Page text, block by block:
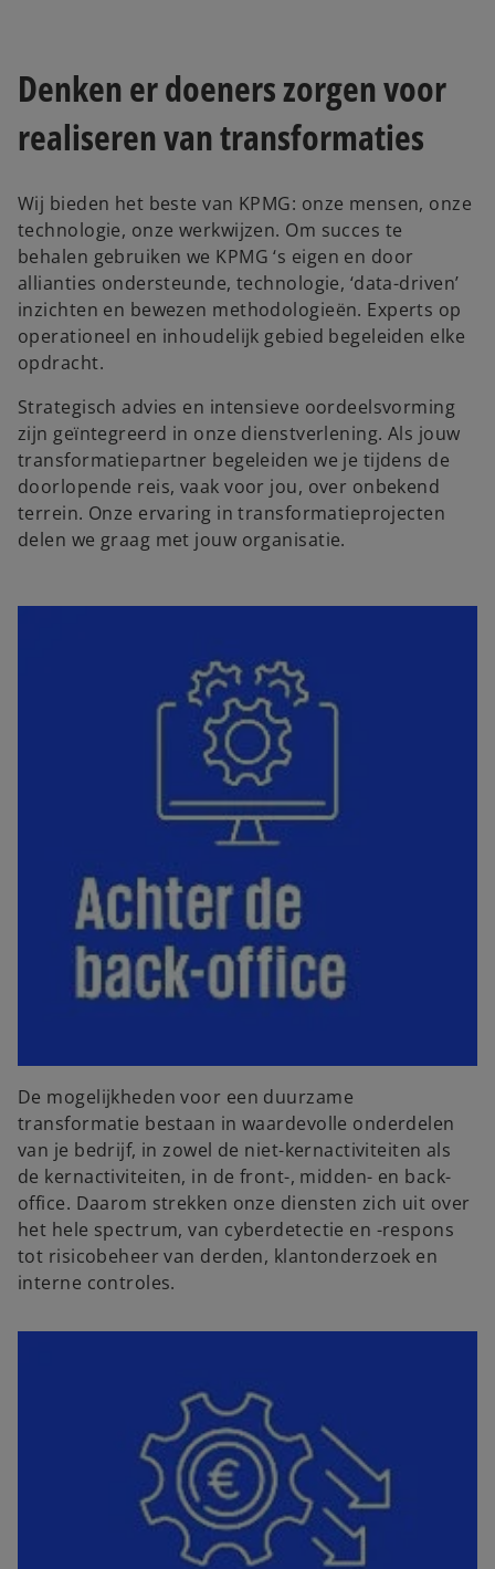
i
d
e
o
Denken er doeners zorgen voor
realiseren van transformaties
Wij bieden het beste van KPMG: onze mensen, onze
technologie, onze werkwijzen. Om succes te
behalen gebruiken we KPMG ‘s eigen en door
allianties ondersteunde, technologie, ‘data-driven’
inzichten en bewezen methodologieën. Experts op
operationeel en inhoudelijk gebied begeleiden elke
opdracht.
Strategisch advies en intensieve oordeelsvorming
zijn geïntegreerd in onze dienstverlening. Als jouw
transformatiepartner begeleiden we je tijdens de
doorlopende reis, vaak voor jou, over onbekend
terrein. Onze ervaring in transformatieprojecten
delen we graag met jouw organisatie.
De mogelijkheden voor een duurzame
transformatie bestaan in waardevolle onderdelen
van je bedrijf, in zowel de niet-kernactiviteiten als
de kernactiviteiten, in de front-, midden- en back-
office. Daarom strekken onze diensten zich uit over
het hele spectrum, van cyberdetectie en -respons
tot risicobeheer van derden, klantonderzoek en
interne controles.